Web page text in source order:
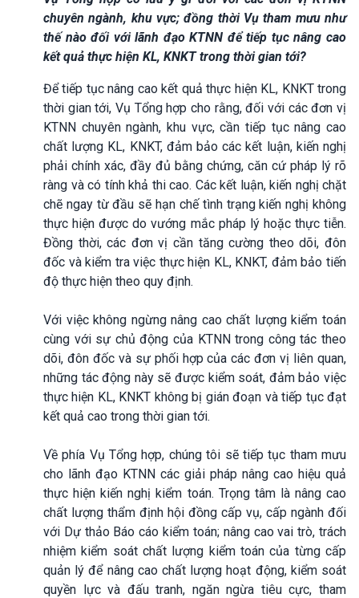
chuyên ngành, khu vực; đồng thời Vụ tham mưu như
thế nào đối với lãnh đạo KTNN để tiếp tục nâng cao
kết quả thực hiện KL, KNKT trong thời gian tới?
Để tiếp tục nâng cao kết quả thực hiện KL, KNKT trong
thời gian tới, Vụ Tổng hợp cho rằng, đối với các đơn vị
KTNN chuyên ngành, khu vực, cần tiếp tục nâng cao
chất lượng KL, KNKT, đảm bảo các kết luận, kiến nghị
phải chính xác, đầy đủ bằng chứng, căn cứ pháp lý rõ
ràng và có tính khả thi cao. Các kết luận, kiến nghị chặt
chẽ ngay từ đầu sẽ hạn chế tình trạng kiến nghị không
thực hiện được do vướng mắc pháp lý hoặc thực tiễn.
Đồng thời, các đơn vị cần tăng cường theo dõi, đôn
đốc và kiểm tra việc thực hiện KL, KNKT, đảm bảo tiến
độ thực hiện theo quy định.
Với việc không ngừng nâng cao chất lượng kiểm toán
cùng với sự chủ động của KTNN trong công tác theo
dõi, đôn đốc và sự phối hợp của các đơn vị liên quan,
những tác động này sẽ được kiểm soát, đảm bảo việc
thực hiện KL, KNKT không bị gián đoạn và tiếp tục đạt
kết quả cao trong thời gian tới.
Về phía Vụ Tổng hợp, chúng tôi sẽ tiếp tục tham mưu
cho lãnh đạo KTNN các giải pháp nâng cao hiệu quả
thực hiện kiến nghị kiểm toán. Trọng tâm là nâng cao
chất lượng thẩm định hội đồng cấp vụ, cấp ngành đối
với Dự thảo Báo cáo kiểm toán; nâng cao vai trò, trách
nhiệm kiểm soát chất lượng kiểm toán của từng cấp
quản lý để nâng cao chất lượng hoạt động, kiểm soát
quyền lực và đấu tranh, ngăn ngừa tiêu cực, tham